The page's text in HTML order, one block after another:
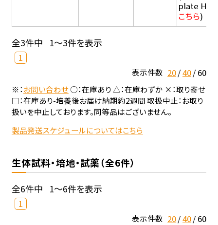
plate
こちら)
全3件中 1～3件を表示
1
表示件数 20 40 60
※：お問い合わせ○：在庫あり △：在庫わずか ×：取り寄せ
□：在庫あり-培養後お届け納期約2週間 取扱中止：お取り
扱いを中止しております。同等品はございません。
製品発送スケジュールについてはこちら
生体試料・培地・試薬（全6件）
全6件中 1～6件を表示
1
表示件数 20 40 60